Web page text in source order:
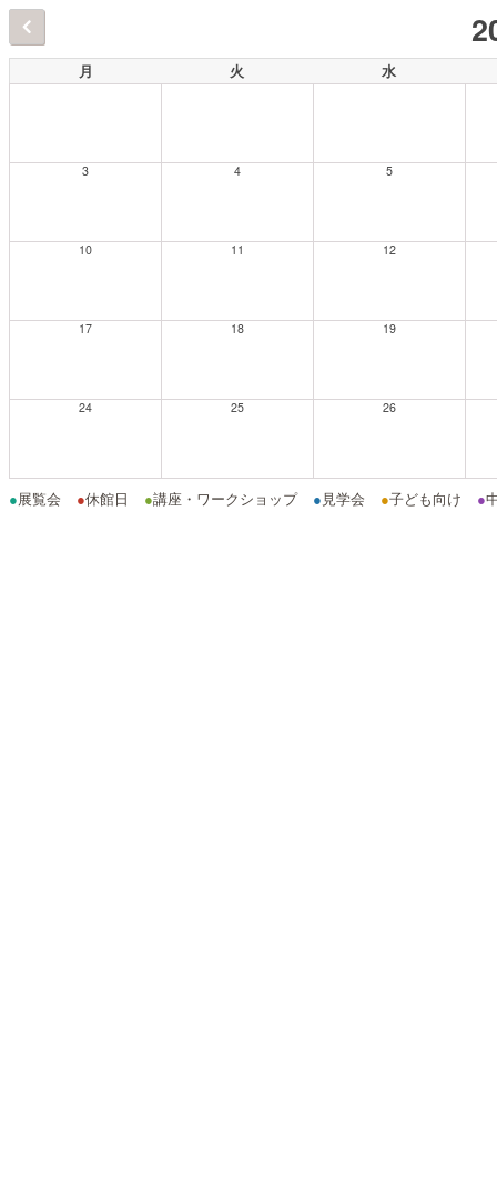
月 火 水
3 4 5
10 11 12
17 18 19
24 25 26
●展覧会 ●休館日 ●講座・ワークショップ ● 見学会 ●子ども向け ●